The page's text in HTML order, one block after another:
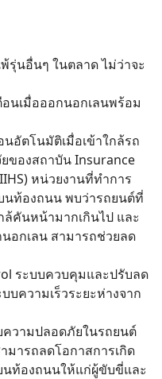
นอื่นๆ ในตลาด ไม่ว่าจะ
นเมื่อออกนอกเลนพร้อม
นอัตโนมัติเมื่อเข้าใกล้รถ
ของสถาบัน Insurance
หน่วยงานที่ทำการ
นท้องถนน พบว่ารถยนต์ที่
ล้คันหน้ามากเกินไป และ
อกเลน สามารถช่วยลด
ระบบควบคุมและปรับลด
บความเร็วระยะห่างจาก
ความปลอดภัยในรถยนต์
มารถลดโอกาสการเกิด
ท้องถนนให้แก่ผู้ขับขี่และ